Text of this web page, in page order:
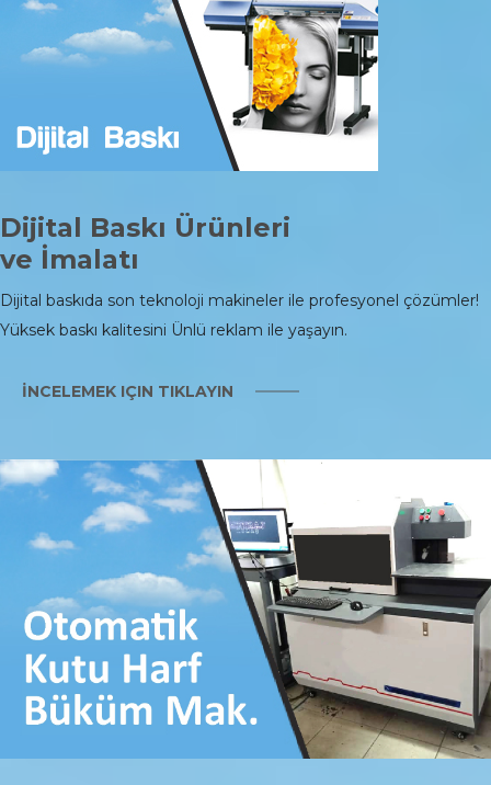
Dijital Baskı Ürünleri
ve İmalatı
Dijital baskıda son teknoloji makineler ile profesyonel çözümler!
Yüksek baskı kalitesini Ünlü reklam ile yaşayın.
İNCELEMEK IÇIN TIKLAYIN